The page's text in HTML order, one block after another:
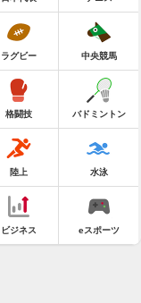
ラグビー 中央競馬
格闘技 バドミントン
陸上 水泳
ビジネス eスポーツ